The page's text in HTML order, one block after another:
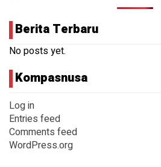
Berita Terbaru
No posts yet.
Kompasnusa
Log in
Entries feed
Comments feed
WordPress.org